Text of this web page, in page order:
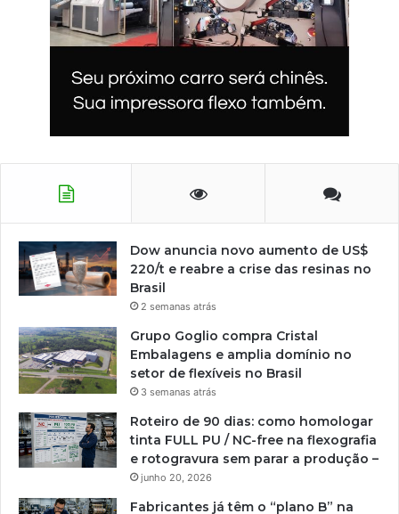
Dow anuncia novo aumento de US$
220/t e reabre a crise das resinas no
Brasil
2 semanas atrás
Grupo Goglio compra Cristal
Embalagens e amplia domínio no
setor de flexíveis no Brasil
3 semanas atrás
Roteiro de 90 dias: como homologar
tinta FULL PU / NC-free na flexografia
e rotogravura sem parar a produção –
junho 20, 2026
Fabricantes já têm o “plano B” na